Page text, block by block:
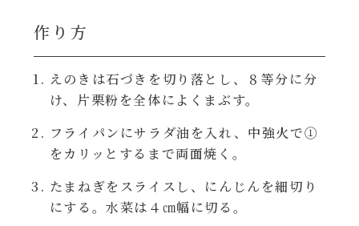
炊飯器
ホットプレート
レンジ調理
お子さま
ハコネーゼ 海老クリーム
ハコネーゼ ボロネーゼ
ハコネーゼ イカスミ
作り方
えのきは石づきを切り落とし、８等分に分
け、片栗粉を全体によくまぶす。
フライパンにサラダ油を入れ、中強火で①
をカリッとするまで両面焼く。
たまねぎをスライスし、にんじんを細切り
にする。水菜は４㎝幅に切る。